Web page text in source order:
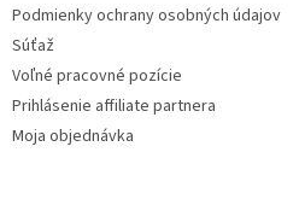
Podmienky ochrany osobných údajov
Súťaž
Voľné pracovné pozície
Prihlásenie affiliate partnera
Moja objednávka